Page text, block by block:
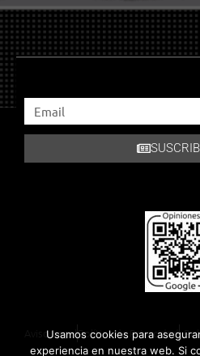
Aviso LegalPolítica de Privacidad
Usamos cookies para
experiencia en nuestra web. Si